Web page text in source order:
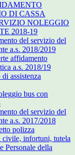
DI CASSA
NOLEGGIO
2018-19
del servizio del
a.s. 2018/2019
affidamento
a.s. 2018/19
assistenza
bus con
del servizio del
a.s. 2017/2018
polizza
civile, infortuni, tutela
Personale della